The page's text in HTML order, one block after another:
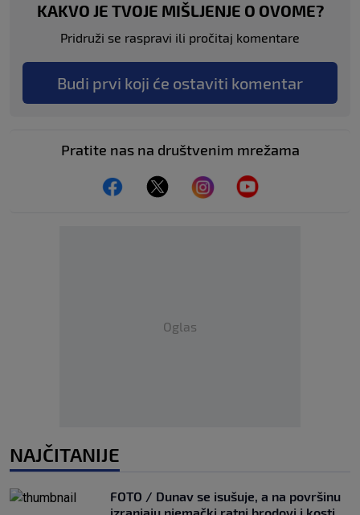
KAKVO JE TVOJE MIŠLJENJE O OVOME?
Pridruži se raspravi ili pročitaj komentare
Budi prvi koji će ostaviti komentar
Pratite nas na društvenim mrežama
Oglas
NAJČITANIJE
FOTO / Dunav se isušuje, a na površinu